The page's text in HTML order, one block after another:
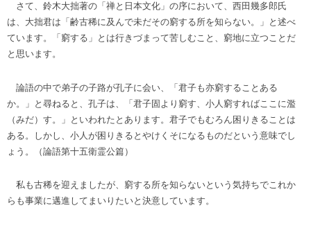
さて、鈴木大拙著の「禅と日本文化」の序において、西田幾多郎氏
は、大拙君は「齢古稀に及んで未だその窮する所を知らない。」と述べ
ています。「窮する」とは行きづまって苦しむこと、窮地に立つことだ
と思います。
論語の中で弟子の子路が孔子に会い、「君子も亦窮することある
か。」と尋ねると、孔子は、「君子固より窮す、小人窮すればここに濫
（みだ）す。」といわれたとあります。君子でもむろん困りきることは
ある。しかし、小人が困りきるとやけくそになるものだという意味でし
ょう。（論語第十五衛霊公篇）
私も古稀を迎えましたが、窮する所を知らないという気持ちでこれか
らも事業に邁進してまいりたいと決意しています。